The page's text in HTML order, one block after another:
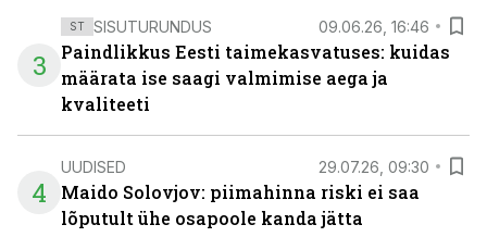
3
ST SISUTURUNDUS 09.06.26, 16:46
Paindlikkus Eesti taimekasvatuses: kuidas
määrata ise saagi valmimise aega ja
kvaliteeti
4
UUDISED 29.07.26, 09:30
Maido Solovjov: piimahinna riski ei saa
lõputult ühe osapoole kanda jätta